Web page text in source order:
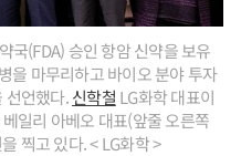
국(FDA) 승인 항암 신약을 보유
을 마무리하고 바이오 분야 투자
선언했다.신학철 LG화학 대표이
일리 아베오 대표(앞줄 오른쪽
찍고 있다. < LG화학 >